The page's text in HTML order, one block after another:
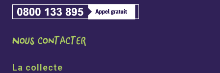
La collecte